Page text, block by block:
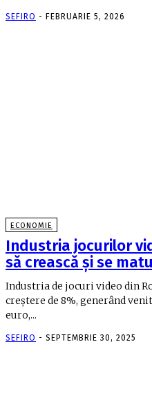
SEFIRO - FEBRUARIE 5, 2026
ECONOMIE
Industria jocurilor
să crească și se
Industria de jocuri video din
creștere de 8%, generând
euro,...
SEFIRO - SEPTEMBRIE 30, 2025